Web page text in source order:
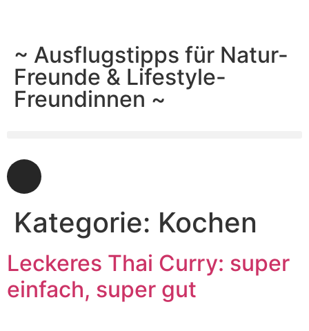
~ Ausflugstipps für Natur-
Freunde & Lifestyle-
Freundinnen ~
Kategorie: Kochen
Leckeres Thai Curry: super
einfach, super gut